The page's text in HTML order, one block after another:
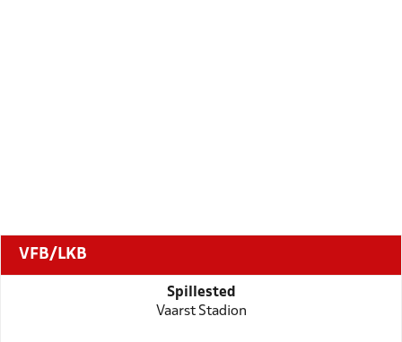
VFB/LKB
Spillested
Vaarst Stadion